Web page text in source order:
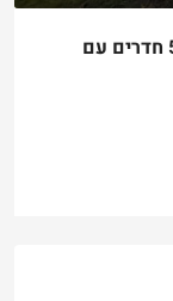
הישנה